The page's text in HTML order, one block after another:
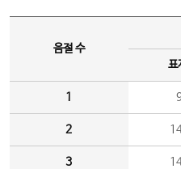
음절 수
표
1
2
3